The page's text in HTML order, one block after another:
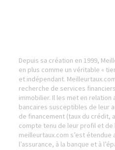
Depuis sa création en 1999,
en plus comme un véritable «
et indépendant.
recherche de services
immobilier. Il les met en
bancaires susceptibles de leur
de financement (taux du crédit,
compte tenu de leur profil et de
meilleurtaux.com s’est étendue
l’assurance, à la banque et à